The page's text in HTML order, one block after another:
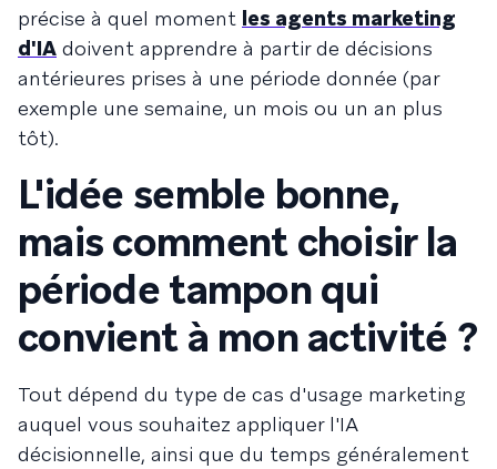
précise à quel moment les agents marketing
d'IA doivent apprendre à partir de décisions
antérieures prises à une période donnée (par
exemple une semaine, un mois ou un an plus
tôt).
L'idée semble bonne,
mais comment choisir la
période tampon qui
convient à mon activité ?
Tout dépend du type de cas d'usage marketing
auquel vous souhaitez appliquer l'IA
décisionnelle, ainsi que du temps généralement